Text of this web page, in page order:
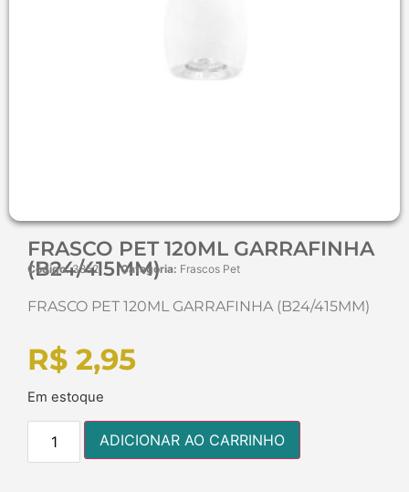
FRASCO PET 120ML GARRAFINHA
(B24/415MM)
Código:3852 Categoria: Frascos Pet
FRASCO PET 120ML GARRAFINHA (B24/415MM)
R$ 2,95
Em estoque
ADICIONAR AO CARRINHO